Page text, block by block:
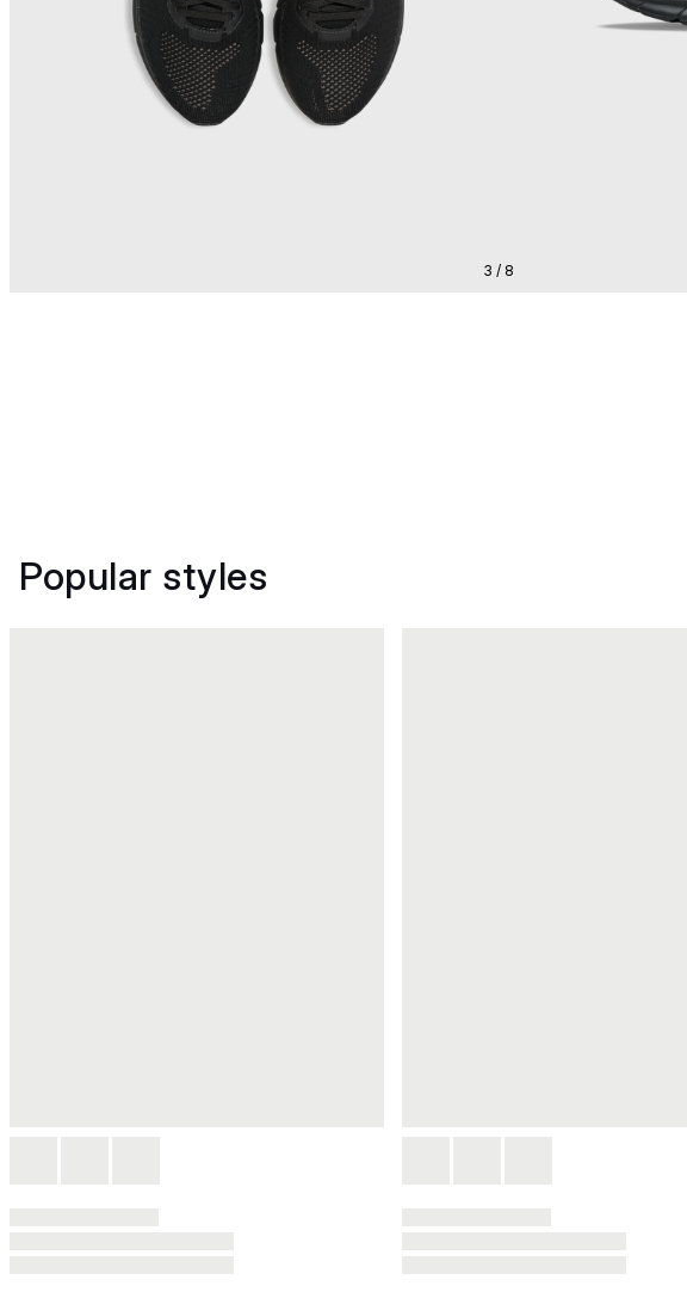
3 / 8
Popular styles